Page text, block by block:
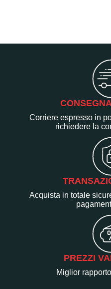
Corriere espresso in
richiedere la
Acquista in totale
PREZZI
Miglior